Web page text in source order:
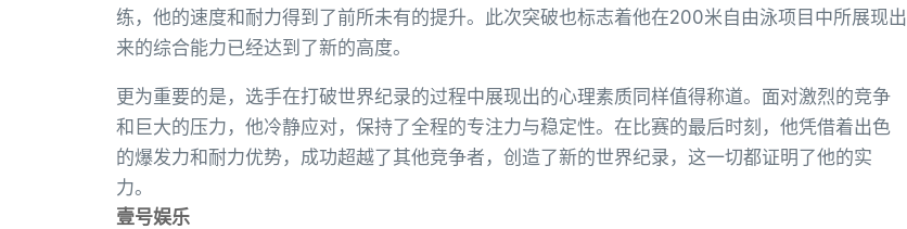
练，他的速度和耐力得到了前所未有的提升。此次突破也标志着他在200米自由泳项目中所展现出
来的综合能力已经达到了新的高度。
更为重要的是，选手在打破世界纪录的过程中展现出的心理素质同样值得称道。面对激烈的竞争
和巨大的压力，他冷静应对，保持了全程的专注力与稳定性。在比赛的最后时刻，他凭借着出色
的爆发力和耐力优势，成功超越了其他竞争者，创造了新的世界纪录，这一切都证明了他的实
力。
壹号娱乐